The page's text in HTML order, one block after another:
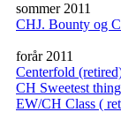
sommer 2011
CHJ. Bounty og
forår 2011
Centerfold
CH Sweetest
EW/CH Class (